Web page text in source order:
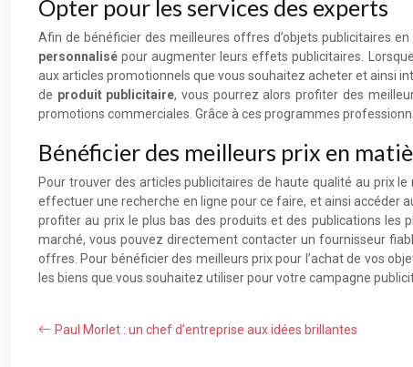
Opter pour les services des experts
Afin de bénéficier des meilleures offres d’objets publicitaires
personnalisé pour augmenter leurs effets publicitaires.
aux articles promotionnels que vous souhaitez acheter et ainsi
de produit publicitaire, vous pourrez alors profiter des
promotions commerciales. Grâce à ces programmes
Bénéficier des meilleurs prix en
Pour trouver des articles publicitaires de haute qualité au prix
effectuer une recherche en ligne pour ce faire, et ainsi accéder
profiter au prix le plus bas des produits et des publications les
marché, vous pouvez directement contacter un fournisseur
offres. Pour bénéficier des meilleurs prix pour l’achat de vos
les biens que vous souhaitez utiliser pour votre campagne
Paul Morlet : un chef d’entreprise aux idées brillantes